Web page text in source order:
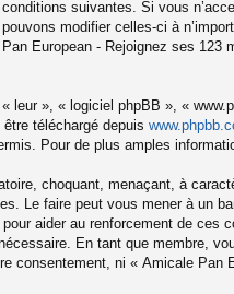
suivantes. Si vous
modifier celles-ci à
European - Rejoignez ses
leur », « logiciel phpBB », «
téléchargé depuis
Pour de plus amples
choquant, menaçant, à
Le faire peut vous mener à un
aider au renforcement de
En tant que membre,
ni « Amicale